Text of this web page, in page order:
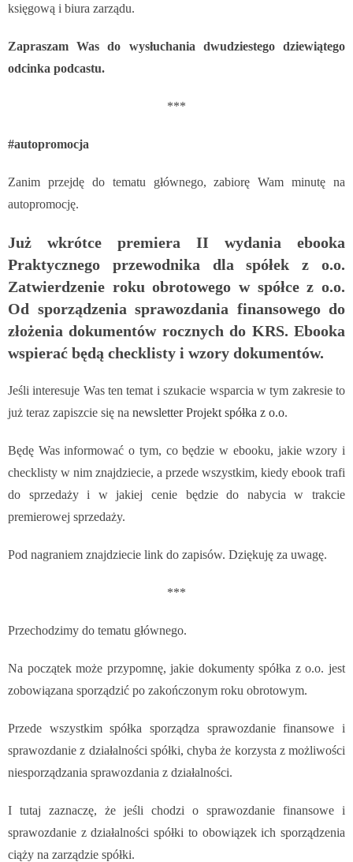
księgową i biura zarządu.
Zapraszam Was do wysłuchania dwudziestego dziewiątego
odcinka podcastu.
***
#autopromocja
Zanim przejdę do tematu głównego, zabiorę Wam minutę na
autopromocję.
Już wkrótce premiera II wydania ebooka
Praktycznego przewodnika dla spółek z o.o.
Zatwierdzenie roku obrotowego w spółce z o.o.
Od sporządzenia sprawozdania finansowego do
złożenia dokumentów rocznych do KRS. Ebooka
wspierać będą checklisty i wzory dokumentów.
Jeśli interesuje Was ten temat i szukacie wsparcia w tym zakresie to
już teraz zapiszcie się na newsletter Projekt spółka z o.o.
Będę Was informować o tym, co będzie w ebooku, jakie wzory i
checklisty w nim znajdziecie, a przede wszystkim, kiedy ebook trafi
do sprzedaży i w jakiej cenie będzie do nabycia w trakcie
premierowej sprzedaży.
Pod nagraniem znajdziecie link do zapisów. Dziękuję za uwagę.
***
Przechodzimy do tematu głównego.
Na początek może przypomnę, jakie dokumenty spółka z o.o. jest
zobowiązana sporządzić po zakończonym roku obrotowym.
Przede wszystkim spółka sporządza sprawozdanie finansowe i
sprawozdanie z działalności spółki, chyba że korzysta z możliwości
niesporządzania sprawozdania z działalności.
I tutaj zaznaczę, że jeśli chodzi o sprawozdanie finansowe i
sprawozdanie z działalności spółki to obowiązek ich sporządzenia
ciąży na zarządzie spółki.